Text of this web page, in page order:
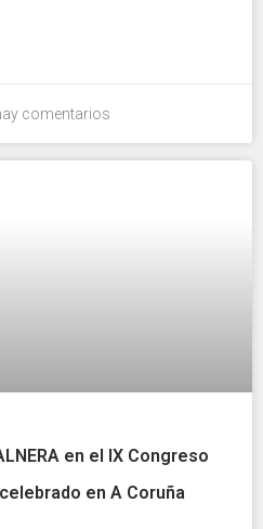
comentarios
en el IX Congreso
en A Coruña